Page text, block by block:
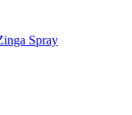
Spray